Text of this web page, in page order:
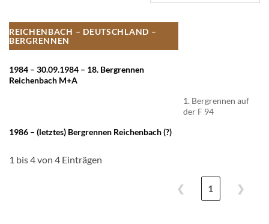
REICHENBACH – DEUTSCHLAND –
BERGRENNEN
1984 – 30.09.1984 – 18. Bergrennen
Reichenbach M+A
1. Bergrennen auf
der F 94
1986 – (letztes) Bergrennen Reichenbach (?)
1 bis 4 von 4 Einträgen
❮ 1 ❯